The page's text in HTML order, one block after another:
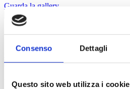
Consenso Dettagli
Questo sito web utilizza i cookie
Guarda la gallery
CASA DUA
Guarda la gallery
Villetta bifamiliare in legno